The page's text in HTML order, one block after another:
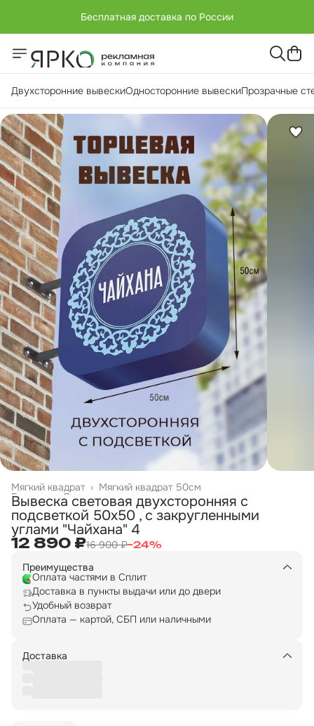
Бесплатная доставка по России
Бесплатная доставка по России
Двухсторонние вывескиОдносторонние вывескиПрозрачные
Мягкий квадрат 50см
Мягкий квадрат ›
Двухсторонние вывески ›
Главная ›
Вывеска световая двухсторонняя с
подсветкой 50х50 , с закругленными
углами "Чайхана" 4
12 890 ₽16 900 ₽−24%
Преимущества
Оплата частями в Сплит
Доставка в пункты выдачи или до двери
Удобный возврат
Оплата — картой, СБП или наличными
Доставка